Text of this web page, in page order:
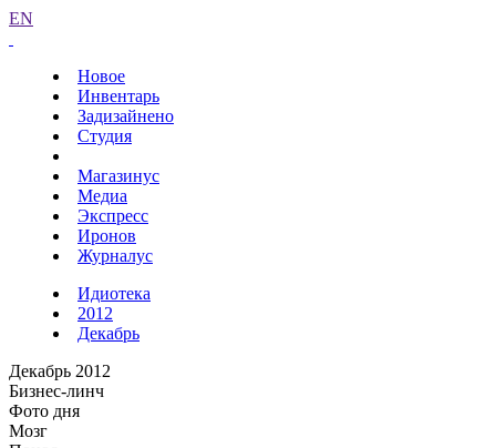
EN
Новое
Инвентарь
Задизайнено
Студия
Магазинус
Медиа
Экспресс
Иронов
Журналус
Идиотека
2012
Декабрь
Декабрь 2012
Бизнес-линч
Фото дня
Мозг